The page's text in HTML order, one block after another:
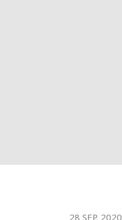
28 SEP. 2020